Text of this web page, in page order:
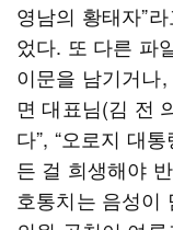
영남의 황태자”
었다. 또 다른 파
이문을 남기거나
면 대표님(김 전
다”, “오로지 대
든 걸 희생해야
호통치는 음성이